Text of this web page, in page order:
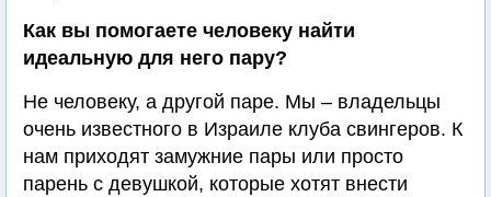
Как вы помогаете человеку найти
идеальную для него пару?
Не человеку, а другой паре. Мы – владельцы
очень известного в Израиле клуба свингеров. К
нам приходят замужние пары или просто
парень с девушкой, которые хотят внести